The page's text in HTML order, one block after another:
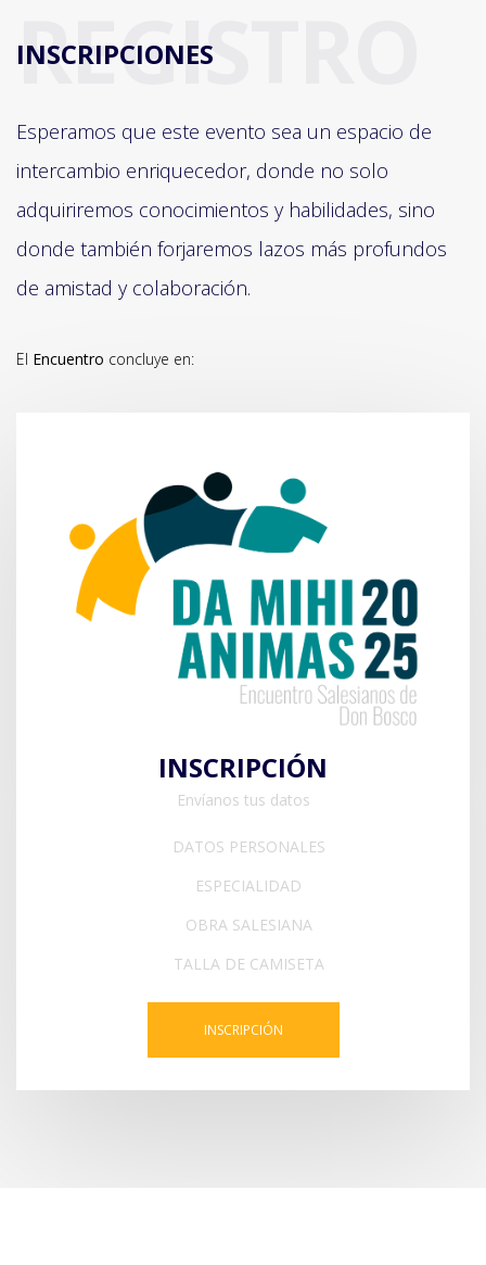
REGISTRO
INSCRIPCIONES
Esperamos que este evento sea un espacio de
intercambio enriquecedor, donde no solo
adquiriremos conocimientos y habilidades, sino
donde también forjaremos lazos más profundos
de amistad y colaboración.
El Encuentro concluye en:
INSCRIPCIÓN
Envíanos tus datos
DATOS PERSONALES
ESPECIALIDAD
OBRA SALESIANA
TALLA DE CAMISETA
INSCRIPCIÓN